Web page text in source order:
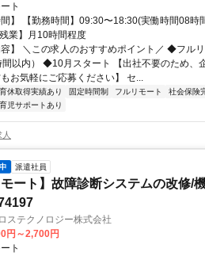
ト
間】 【勤務時間】09:30〜18:30(実働時間08
業】月10時間程度
容】 ＼この求人のおすすめポイント／ ◆フル
以内） ◆10月スタート 【出社不要のため、
お気軽にご応募ください】 セ...
休取得実績あり 固定時間制 フルリモート 社会保険
育児サポートあり
派遣社員
モート】故障診断システムの改修/
ステクノロジー株式会社
円～2,700円
ト